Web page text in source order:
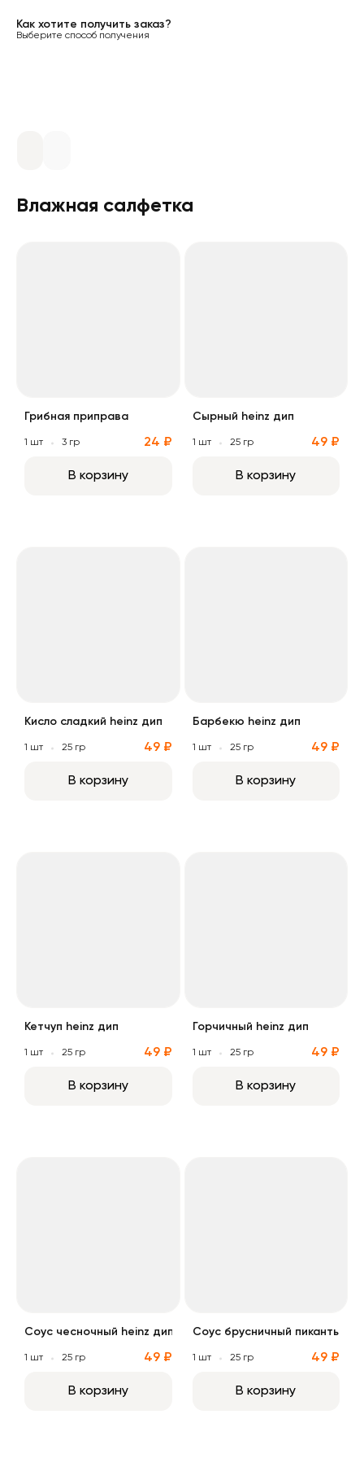
Как хотите получить заказ?
Выберите способ получения
Влажная салфетка
Грибная приправа
1 шт 3 гр 24 ₽
В корзину
Сырный heinz дип
1 шт 25 гр 49 ₽
В корзину
Кисло сладкий heinz дип
1 шт 25 гр 49 ₽
В корзину
Барбекю heinz дип
1 шт 25 гр 49 ₽
В корзину
Кетчуп heinz дип
1 шт 25 гр 49 ₽
В корзину
Горчичный heinz дип
1 шт 25 гр 49 ₽
В корзину
Соус чесночный heinz дип
1 шт 25 гр 49 ₽
В корзину
Соус брусничный пикантье
1 шт 25 гр 49 ₽
В корзину